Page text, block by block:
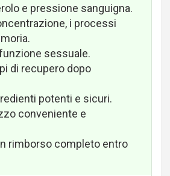
e pressione sanguigna.
i processi
sessuale.
di recupero dopo
potenti e sicuri.
conveniente e
rimborso completo entro